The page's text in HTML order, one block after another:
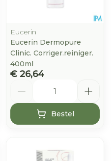
Eucerin
Eucerin Dermopure
Clinic. Corriger.reiniger.
400ml
€ 26,64
Bestel